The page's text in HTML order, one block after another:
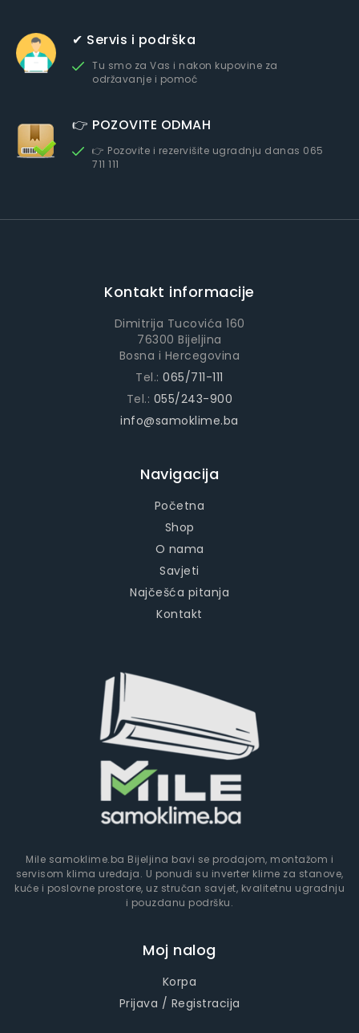
✔ Servis i podrška
Tu smo za Vas i nakon kupovine za
održavanje i pomoć
👉 POZOVITE ODMAH
👉 Pozovite i rezervišite ugradnju danas 065
711 111
Kontakt informacije
Dimitrija Tucovića 160
76300 Bijeljina
Bosna i Hercegovina
Tel.:065/711-111
Tel.: 055/243-900
info@samoklime.ba
Navigacija
Početna
Shop
O nama
Savjeti
Najčešća pitanja
Kontakt
Mile samoklime.ba Bijeljina bavi se prodajom, montažom i
servisom klima uređaja. U ponudi su inverter klime za stanove,
kuće i poslovne prostore, uz stručan savjet, kvalitetnu ugradnju
i pouzdanu podršku.
Moj nalog
Korpa
Prijava / Registracija